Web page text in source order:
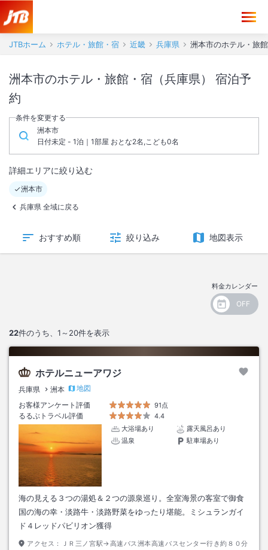
JTBホーム ホテル・旅館・宿 近畿 兵庫県 洲本市のホテル・旅
洲本市のホテル・旅館・宿（兵庫県） 宿泊予
約
条件を変更する
洲本市
日付未定 - 1泊｜1部屋 おとな2名,こども0名
詳細エリアに絞り込む
洲本市
兵庫県 全域に戻る
おすすめ順 絞り込み 地図表示
料金カレンダー
22件のうち、 1～20件を表示
ホテルニューアワジ
兵庫県 洲本
地図
お客様アンケート評価
91点
るるぶトラベル評価
4.4
大浴場あり
露天風呂あり
温泉
駐車場あり
海の見える３つの湯処＆２つの源泉巡り。全室海景の客室で御食
国の海の幸・淡路牛・淡路野菜をゆったり堪能。ミシュランガイ
ド４レッドパビリオン獲得
アクセス：
ＪＲ三ノ宮駅→高速バス洲本高速バスセンター行き約８０分